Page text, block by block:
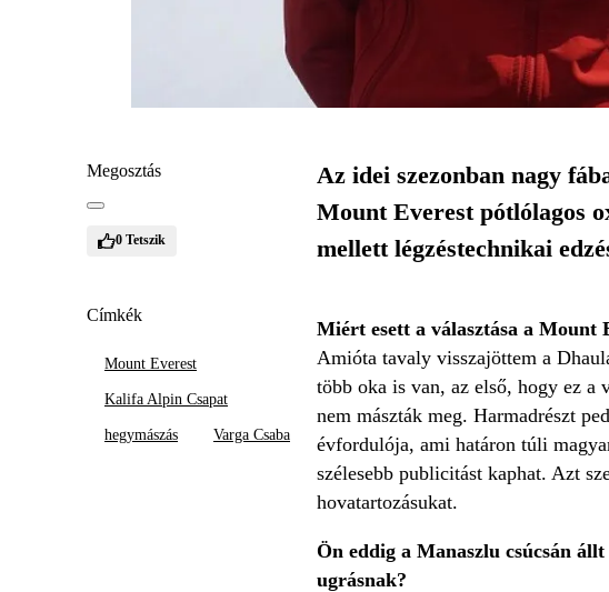
Megosztás
0 Tetszik
Címkék
Mount Everest
Kalifa Alpin Csapat
hegymászás Varga Csaba
Az idei szezonban nagy
Mount Everest pótlólagos
mellett légzéstechnikai
Miért esett a választása a Mount
Amióta tavaly visszajöttem a
több oka is van, az első, hogy ez a
nem mászták meg. Harmadrészt
évfordulója, ami határon túli
szélesebb publicitást kaphat. Azt
hovatartozásukat.
Ön eddig a Manaszlu csúcsán
ugrásnak?